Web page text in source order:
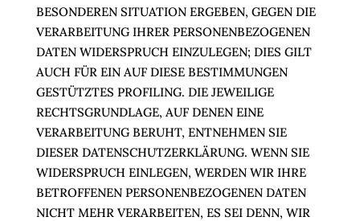
BESONDEREN SITUATION ERGEBEN, GEGEN DIE
VERARBEITUNG IHRER PERSONENBEZOGENEN
DATEN WIDERSPRUCH EINZULEGEN; DIES GILT
AUCH FÜR EIN AUF DIESE BESTIMMUNGEN
GESTÜTZTES PROFILING. DIE JEWEILIGE
RECHTSGRUNDLAGE, AUF DENEN EINE
VERARBEITUNG BERUHT, ENTNEHMEN SIE
DIESER DATENSCHUTZERKLÄRUNG. WENN SIE
WIDERSPRUCH EINLEGEN, WERDEN WIR IHRE
BETROFFENEN PERSONENBEZOGENEN DATEN
NICHT MEHR VERARBEITEN, ES SEI DENN, WIR